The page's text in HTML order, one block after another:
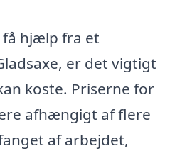
få hjælp fra et
er det vigtigt
koste. Priserne for
afhængigt af flere
af arbejdet,